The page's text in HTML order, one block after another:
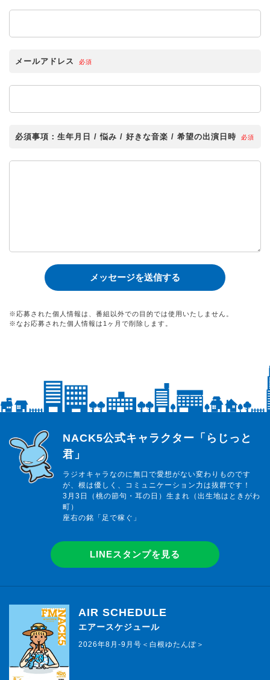
メールアドレス 必須
必須事項：生年月日 / 悩み / 好きな音楽 / 希望の出演日時 必須
※応募された個人情報は、番組以外での目的では使用いたしません。
※なお応募された個人情報は1ヶ月で削除します。
らじっと君
NACK5公式キャラクター「らじっと
君」
ラジオキャラなのに無口で愛想がない変わりものです
が、根は優しく、コミュニケーション力は抜群です！
3月3日（桃の節句・耳の日）生まれ（出生地はときがわ
町）
座右の銘「足で稼ぐ」
LINEスタンプを見る
AIR SCHEDULE
エアースケジュール
2026年8月-9月号＜白根ゆたんぽ＞